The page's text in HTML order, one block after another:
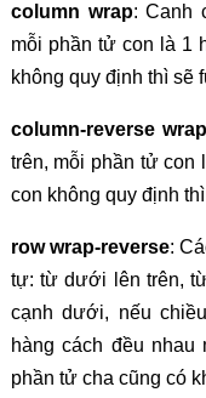
column wrap: Canh
mỗi phần tử con là 1
không quy định thì sẽ
column-reverse wrap
trên, mỗi phần tử con
con không quy định
row wrap-reverse:
tự: từ dưới lên trên,
cạnh dưới, nếu
hàng cách đều nhau
phần tử cha cũng có